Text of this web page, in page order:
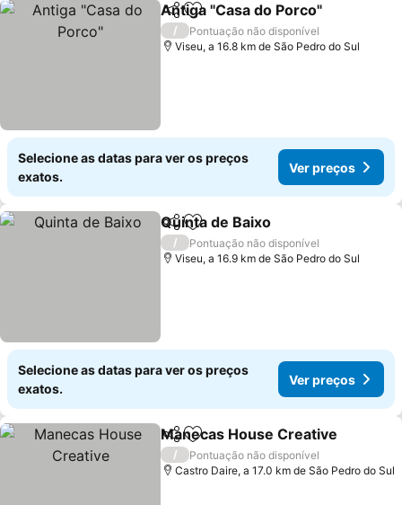
PartilharAdicionar aos favoritos
Antiga "Casa do Porco"
/
Pontuação não disponível
Viseu, a 16.8 km de São Pedro do Sul
Selecione as datas para ver os preços
exatos.
Ver preços
PartilharAdicionar aos favoritos
Quinta de Baixo
/
Pontuação não disponível
Viseu, a 16.9 km de São Pedro do Sul
Selecione as datas para ver os preços
exatos.
Ver preços
PartilharAdicionar aos favoritos
Manecas House Creative
/
Pontuação não disponível
Castro Daire, a 17.0 km de São Pedro do Sul